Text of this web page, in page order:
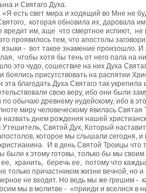
и Святаго Духа.
«Я есть свет мира и ходящий во Мне не
которая обновила их, даровала
вредит им, аще что смертное испиют,
проявилось тем, что апостолы
языки - вот такое знамение произошло.
чтобы хотя бы тень от него пала на
это чудо, сошествие на них Духа
боялись присутствовать на распятии
эта благодать Духа Святаго так
свою веру, ибо они были
по обычаю древнему иудейскому, ибо в
миру человеческому явилась
назвать днем рождения нашей
Утешитель, Святой Дух, Который
которое мы слышали сегодня, и
И в день Святой Троицы что
были к этому готовы, только бы мы
хранить, беречь ее, потому что
только причастником жизни вечной, но
не входит. Но ведь мы же грешим
мы в молитве - «прииди и вселися в